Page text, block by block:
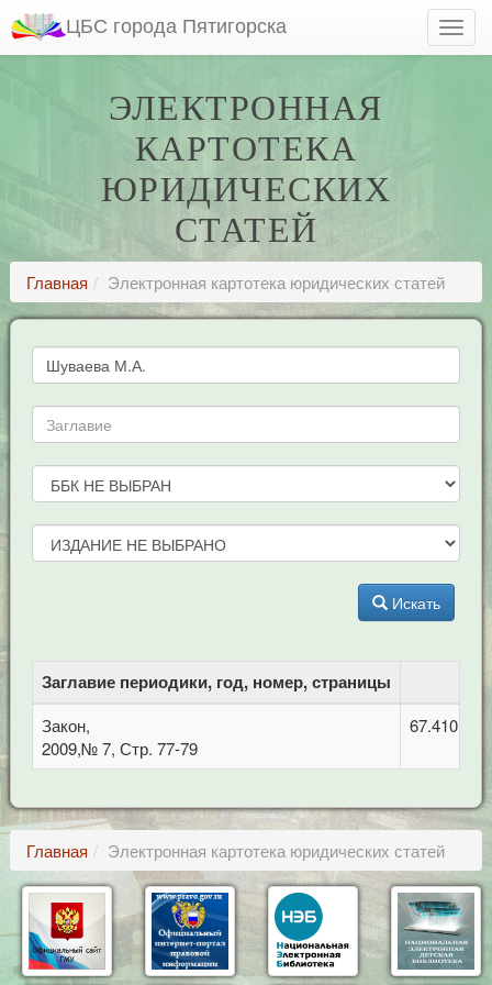
ЦБС города Пятигорска
ЭЛЕКТРОННАЯ
КАРТОТЕКА
ЮРИДИЧЕСКИХ
СТАТЕЙ
Главная Электронная картотека юридических статей
Искать
Заглавие периодики, год, номер, страницы
Закон,
2009,№ 7, Стр. 77-79
67.410
Главная Электронная картотека юридических статей